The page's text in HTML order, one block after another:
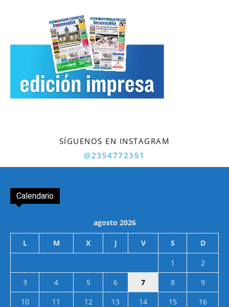
SÍGUENOS EN INSTAGRAM
@2354772351
Calendario
agosto 2026
L M X J V S D
1
2
3
4 5 6 7 8
9
10
11 12 13 14 15
16